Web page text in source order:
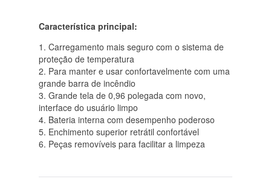
Característica principal:
1. Carregamento mais seguro com o sistema de
proteção de temperatura
2. Para manter e usar confortavelmente com uma
grande barra de incêndio
3. Grande tela de 0,96 polegada com novo,
interface do usuário limpo
4. Bateria interna com desempenho poderoso
5. Enchimento superior retrátil confortável
6. Peças removíveis para facilitar a limpeza